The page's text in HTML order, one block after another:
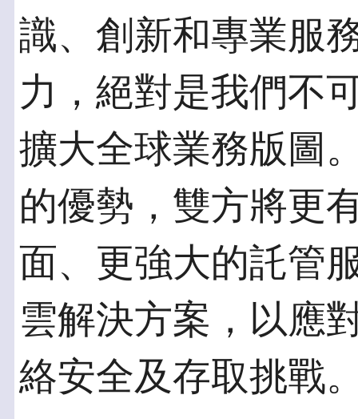
識、創新和專業服
力，絕對是我們不
擴大全球業務版圖
的優勢，雙方將更
面、更強大的託管
雲解決方案，以應
絡安全及存取挑戰